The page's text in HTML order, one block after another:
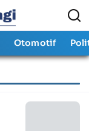
Otomotif